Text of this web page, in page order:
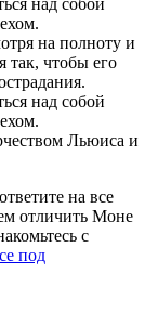
на полноту и
так, чтобы его
над собой
Льюиса и
на все
отличить Моне
с
под